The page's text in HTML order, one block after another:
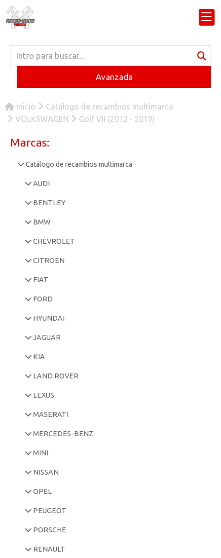
Avanzada
Inicio
Catálogo de recambios multimarca
VOLKSWAGEN
Golf VII (2012 - 2019)
Marcas:
Catálogo de recambios multimarca
AUDI
BENTLEY
BMW
CHEVROLET
CITROEN
FIAT
FORD
HYUNDAI
JAGUAR
KIA
LAND ROVER
LEXUS
MASERATI
MERCEDES-BENZ
MINI
NISSAN
OPEL
PEUGEOT
PORSCHE
RENAULT